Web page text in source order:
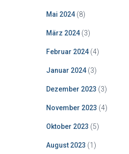
Mai 2024(8)
März 2024(3)
Februar 2024(4)
Januar 2024(3)
Dezember 2023 (3)
November 2023 (4)
Oktober 2023 (5)
August 2023 (1)